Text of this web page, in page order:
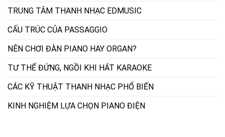
TRUNG TÂM THANH NHẠC EDMUSIC
CẤU TRÚC CỦA PASSAGGIO
NÊN CHƠI ĐÀN PIANO HAY ORGAN?
TƯ THẾ ĐỨNG, NGỒI KHI HÁT KARAOKE
CÁC KỸ THUẬT THANH NHẠC PHỔ BIẾN
KINH NGHIỆM LỰA CHỌN PIANO ĐIỆN